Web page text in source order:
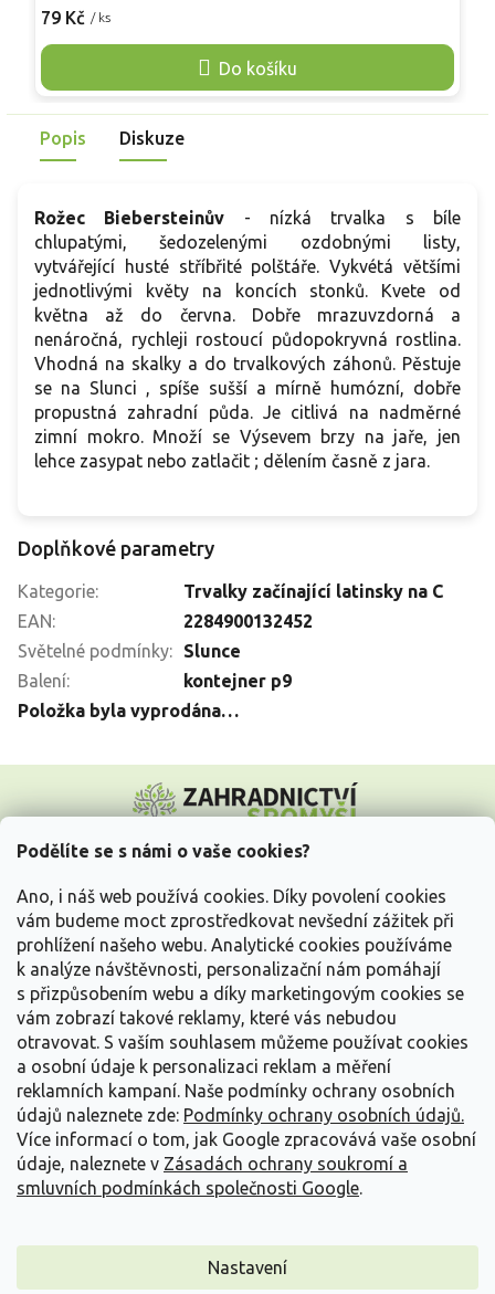
Podělíte se s námi o vaše cookies?
Ano, i náš web používá cookies. Díky povolení cookies
vám budeme moct zprostředkovat nevšední zážitek při
prohlížení našeho webu. Analytické cookies používáme
k analýze návštěvnosti, personalizační nám pomáhají
s přizpůsobením webu a díky marketingovým cookies se
vám zobrazí takové reklamy, které vás nebudou
otravovat. S vaším souhlasem můžeme používat cookies
a osobní údaje k personalizaci reklam a měření
reklamních kampaní. Naše podmínky ochrany osobních
údajů naleznete zde: Podmínky ochrany osobních údajů.
Více informací o tom, jak Google zpracovává vaše osobní
údaje, naleznete v Zásadách ochrany soukromí a
smluvních podmínkách společnosti Google.
Nastavení
79 Kč / ks
Do košíku
drobných šedozelených až stříbřitých listů, které jsou
nad nimi objevují drobné jednoduché bílé květy se žlutým
středem. Vynikne mezi kameny, ve štěrbinách, suchých
lomikameny a hvozdíky.
Popis Diskuze
Rožec Biebersteinův - nízká trvalka s bíle
chlupatými, šedozelenými ozdobnými listy,
vytvářející husté stříbřité polštáře. Vykvétá většími
jednotlivými květy na koncích stonků. Kvete od
května až do června. Dobře mrazuvzdorná a
nenáročná, rychleji rostoucí půdopokryvná rostlina.
Vhodná na skalky a do trvalkových záhonů. Pěstuje
se na Slunci , spíše sušší a mírně humózní, dobře
propustná zahradní půda. Je citlivá na nadměrné
zimní mokro. Množí se Výsevem brzy na jaře, jen
lehce zasypat nebo zatlačit ; dělením časně z jara.
Doplňkové parametry
Kategorie:
Trvalky začínající latinsky na C
EAN:
2284900132452
Světelné podmínky:
Slunce
Balení:
kontejner p9
Položka byla vyprodána…
p
Vše o nákupu
Informace pro Vás
Kontakujte nás
Vytvořil Shoptet